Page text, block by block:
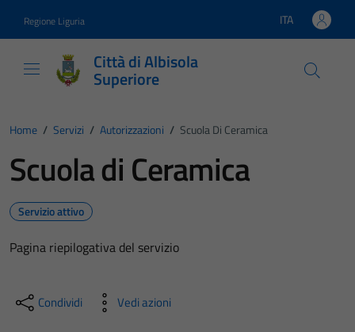
Regione Liguria Lingua attiva:
ITA
Città di Albisola
Superiore
Home / Servizi / Autorizzazioni / Scuola Di Ceramica
Scuola di Ceramica
Servizio attivo
Pagina riepilogativa del servizio
Condividi Vedi azioni